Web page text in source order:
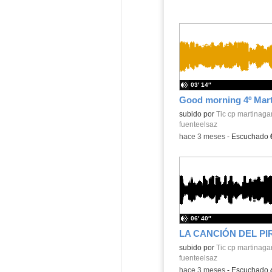
Contenido educativo.
subido por Tic cp
fuenteelsaz
03′ 14″
-hace 3 meses- Escuchado
Contenido educativo.
subido por Tic cp
fuenteelsaz
06′ 40″
-hace 3 meses- Escuchado